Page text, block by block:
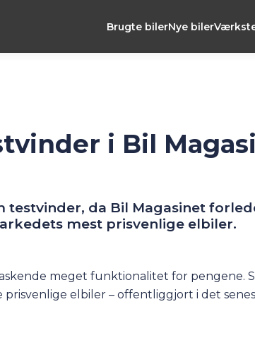
Brugte bilerNye biler
i Bil
testvinder, da Bil Magasinet
mest prisvenlige elbiler.
meget funktionalitet for pengene.
prisvenlige elbiler – offentliggjort i det